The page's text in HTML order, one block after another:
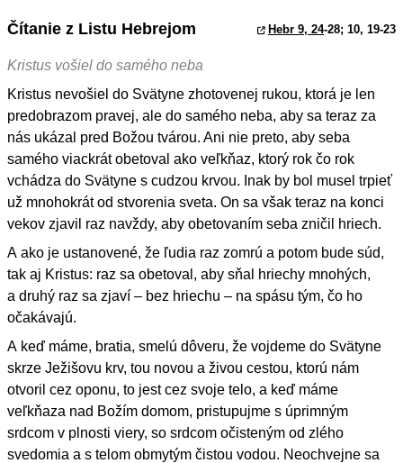
Čítanie z Listu Hebrejom Hebr 9, 24-28; 10, 19-23
Kristus vošiel do samého neba
Kristus nevošiel do Svätyne zhotovenej rukou, ktorá je len
predobrazom pravej, ale do samého neba, aby sa teraz za
nás ukázal pred Božou tvárou. Ani nie preto, aby seba
samého viackrát obetoval ako veľkňaz, ktorý rok čo rok
vchádza do Svätyne s cudzou krvou. Inak by bol musel trpieť
už mnohokrát od stvorenia sveta. On sa však teraz na konci
vekov zjavil raz navždy, aby obetovaním seba zničil hriech.
A ako je ustanovené, že ľudia raz zomrú a potom bude súd,
tak aj Kristus: raz sa obetoval, aby sňal hriechy mnohých,
a druhý raz sa zjaví – bez hriechu – na spásu tým, čo ho
očakávajú.
A keď máme, bratia, smelú dôveru, že vojdeme do Svätyne
skrze Ježišovu krv, tou novou a živou cestou, ktorú nám
otvoril cez oponu, to jest cez svoje telo, a keď máme
veľkňaza nad Božím domom, pristupujme s úprimným
srdcom v plnosti viery, so srdcom očisteným od zlého
svedomia a s telom obmytým čistou vodou. Neochvejne sa